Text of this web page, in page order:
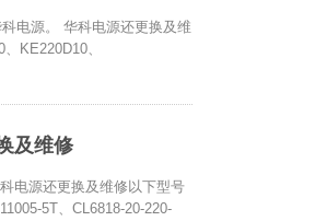
电源。 华科电源还更换及维
KE220D10、
及维修
电源还更换及维修以下型号
5T、CL6818-20-220-